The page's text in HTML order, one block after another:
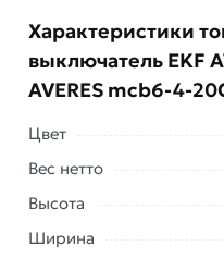
Условия доставки и
4-20C-av из категории
Характеристики
выключатель EKF
AVERES mcb6-4-
Цвет
Вес нетто
Высота
Ширина